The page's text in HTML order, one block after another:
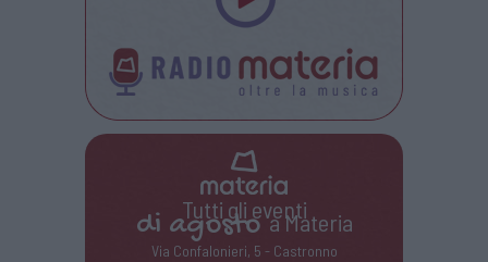
Tutti gli eventi
di agostoa Materia
Via Confalonieri, 5 - Castronno